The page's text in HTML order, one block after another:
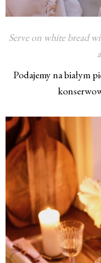
Serve on white bread
Podajemy na białym